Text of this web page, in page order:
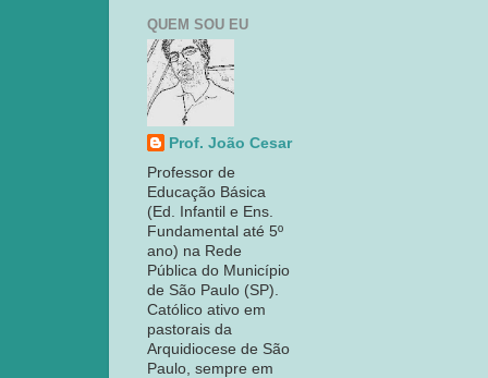
QUEM SOU EU
Prof. João Cesar
Professor de
Educação Básica
(Ed. Infantil e Ens.
Fundamental até 5º
ano) na Rede
Pública do Município
de São Paulo (SP).
Católico ativo em
pastorais da
Arquidiocese de São
Paulo, sempre em